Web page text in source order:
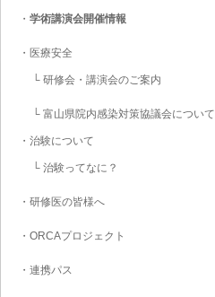
・ 学術講演会開催情報
・ 医療安全
└ 研修会・講演会のご案内
└ 富山県院内感染対策協議会について
・ 治験について
└ 治験ってなに？
・ 研修医の皆様へ
・ ORCAプロジェクト
・ 連携パス